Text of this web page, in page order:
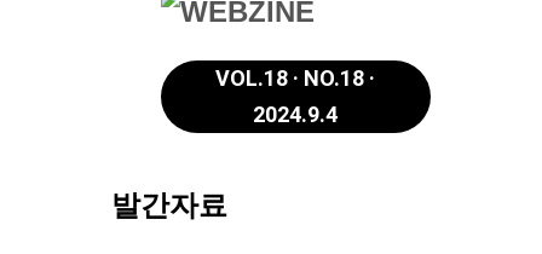
VOL.18 · NO.18 ·
2024.9.4
발간자료